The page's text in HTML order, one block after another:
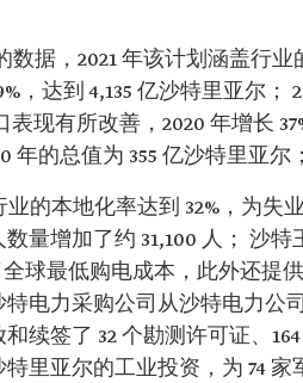
数据，2021 年该计划涵盖行
，达到 4,135 亿沙特里亚尔；
现有所改善，2020 年增长
年的总值为 355 亿沙特里亚尔；
业的本地化率达到 32%，为
量增加了约 31,100 人； 沙
球最低购电成本，此外还提
电力采购公司从沙特电力公
续签了 32 个勘测许可证、
里亚尔的工业投资，为 74